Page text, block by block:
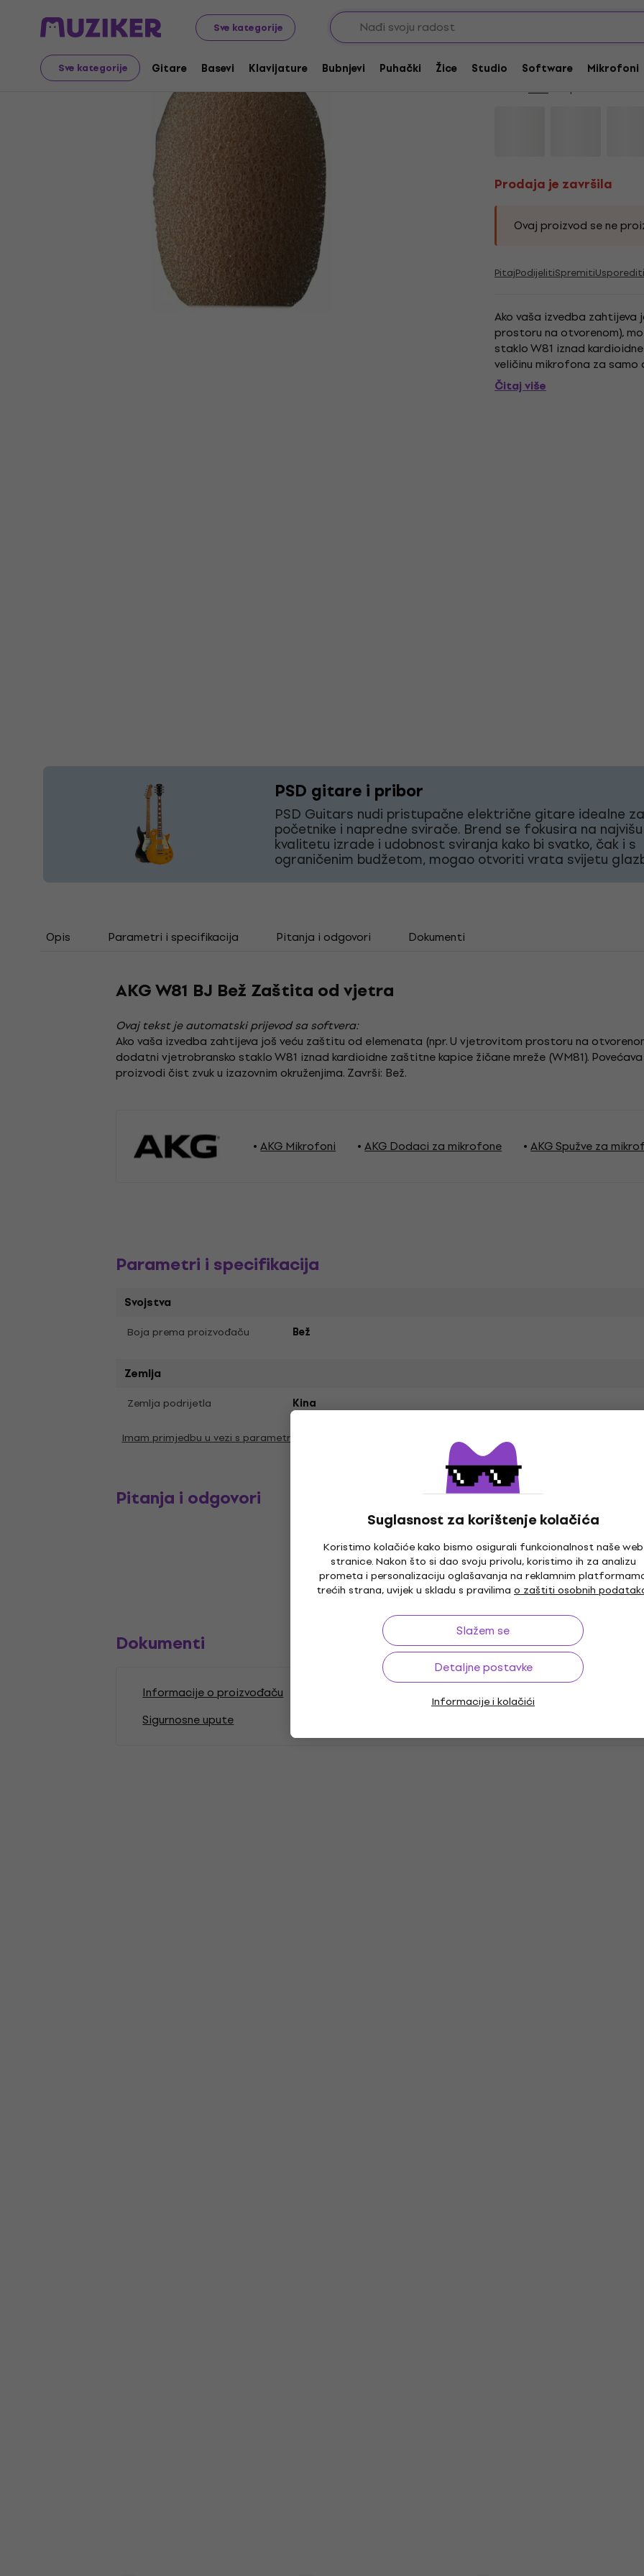
Sve kategorije
Sve kategorije Gitare Basevi Klavijature Bubnjevi Puhački Žice Studio Software Mikrofoni
Suglasnost za korištenje kolačića
Koristimo kolačiće kako bismo osigurali funkcionalnost naše web
stranice. Nakon što si dao svoju privolu, koristimo ih za analizu
prometa i personalizaciju oglašavanja na reklamnim
trećih strana, uvijek u skladu s pravilima o zaštiti osobnih
Slažem se
Detaljne postavke
Informacije i kolačići
Glazbeni instrumenti Mikrofoni Oprema za mikrofone Spužve za mikrofone
Prodaja je završila
Prodaja je završila
AKG W81 BJ Bež
Kod proizvoda:
Prodaja je završila
Ovaj proizvod se ne
PitajPodijelitiSpremitiUsporediti
Ako vaša izvedba
prostoru na otvorenom),
staklo W81 iznad
veličinu mikrofona za samo
Završi: Bež. .
Čitaj više
PSD gitare i pribor
PSD Guitars nudi pristupačne električne gitare idealne za
početnike i napredne svirače. Brend se fokusira na najvišu
kvalitetu izrade i udobnost sviranja kako bi svatko, čak i s
ograničenim budžetom, mogao otvoriti vrata svijetu
Opis Parametri i specifikacija Pitanja i odgovori Dokumenti
AKG W81 BJ Bež Zaštita od vjetra
Ovaj tekst je automatski prijevod sa softvera:
Ako vaša izvedba zahtijeva još veću zaštitu od elemenata (npr. U vjetrovitom prostoru na
dodatni vjetrobransko staklo W81 iznad kardioidne zaštitne kapice žičane mreže (WM81).
proizvodi čist zvuk u izazovnim okruženjima. Završi: Bež.
AKG Mikrofoni AKG Dodaci za mikrofone AKG Spužve za
Parametri i specifikacija
Svojstva
Boja prema proizvođaču Bež
Zemlja
Zemlja podrijetla Kina
Imam primjedbu u vezi s parametrima
Pitanja i odgovori
Dokumenti
Informacije o proizvođaču
Sigurnosne upute